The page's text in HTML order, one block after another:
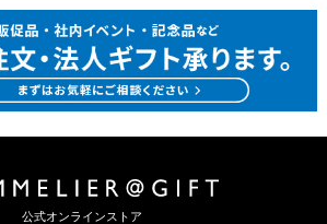
公式オンラインストア